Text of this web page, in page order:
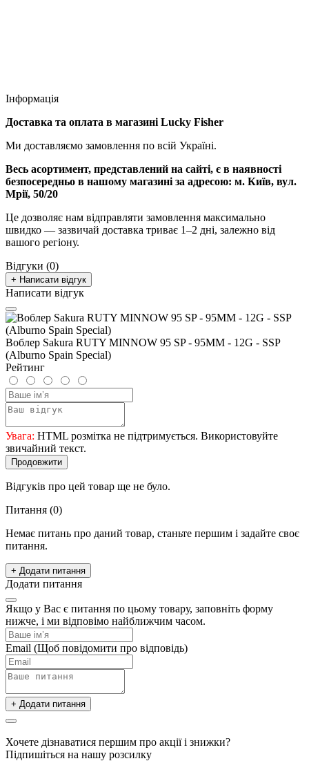
Інформація
Доставка та оплата в магазині Lucky Fisher
Ми доставляємо замовлення по всій Україні.
Весь асортимент, представлений на сайті, є в наявності
безпосередньо в нашому магазині за адресою: м. Київ, вул.
Мрії, 50/20
Це дозволяє нам відправляти замовлення максимально
швидко — зазвичай доставка триває 1–2 дні, залежно від
вашого регіону.
Відгуки (0)
+ Написати відгук
Написати відгук
Воблер Sakura RUTY MINNOW 95 SP - 95MM - 12G - SSP
(Alburno Spain Special)
Рейтинг
Увага: HTML розмітка не підтримується. Використовуйте
звичайний текст.
Продовжити
Відгуків про цей товар ще не було.
Питання (0)
Немає питань про даний товар, станьте першим і задайте своє
питання.
+ Додати питання
Додати питання
Якщо у Вас є питання по цьому товару, заповніть форму
нижче, і ми відповімо найближчим часом.
Email (Щоб повідомити про відповідь)
+ Додати питання
Хочете дізнаватися першим про акції і знижки?
Підпишіться на нашу розсилку